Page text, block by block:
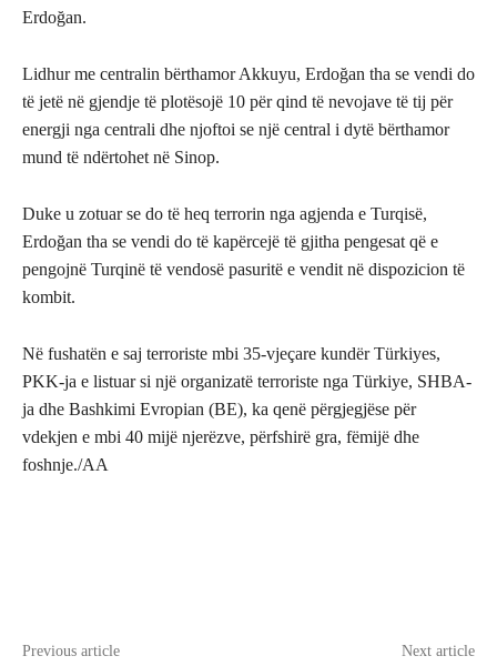
Erdoğan.
Lidhur me centralin bërthamor Akkuyu, Erdoğan tha se vendi do
të jetë në gjendje të plotësojë 10 për qind të nevojave të tij për
energji nga centrali dhe njoftoi se një central i dytë bërthamor
mund të ndërtohet në Sinop.
Duke u zotuar se do të heq terrorin nga agjenda e Turqisë,
Erdoğan tha se vendi do të kapërcejë të gjitha pengesat që e
pengojnë Turqinë të vendosë pasuritë e vendit në dispozicion të
kombit.
Në fushatën e saj terroriste mbi 35-vjeçare kundër Türkiyes,
PKK-ja e listuar si një organizatë terroriste nga Türkiye, SHBA-
ja dhe Bashkimi Evropian (BE), ka qenë përgjegjëse për
vdekjen e mbi 40 mijë njerëzve, përfshirë gra, fëmijë dhe
foshnje./AA
Previous article Next article